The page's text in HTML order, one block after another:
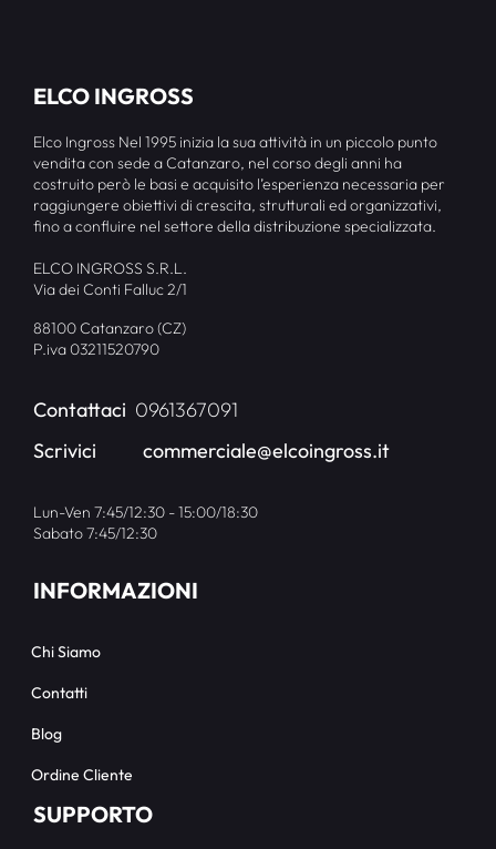
ELCO INGROSS
Elco Ingross Nel 1995 inizia la sua attività in un piccolo punto
vendita con sede a Catanzaro, nel corso degli anni ha
costruito però le basi e acquisito l’esperienza necessaria per
raggiungere obiettivi di crescita, strutturali ed organizzativi,
fino a confluire nel settore della distribuzione specializzata.
ELCO INGROSS S.R.L.
Via dei Conti Falluc 2/1
88100 Catanzaro (CZ)
P.iva 03211520790
Contattaci 0961367091
Scrivici
commerciale@elcoingross.it
Lun-Ven 7:45/12:30 - 15:00/18:30
Sabato 7:45/12:30
INFORMAZIONI
Chi Siamo
Contatti
Blog
Ordine Cliente
SUPPORTO